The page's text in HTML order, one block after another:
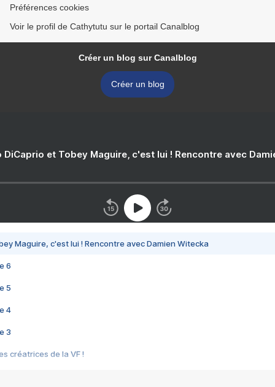
Préférences cookies
Voir le profil de Cathytutu sur le portail Canalblog
Créer un blog sur Canalblog
Créer un blog
DiCaprio et Tobey Maguire, c'est lui ! Rencontre avec
Maguire, c'est lui ! Rencontre avec Damien Witecka
6
5
4
3
créatrices de la VF !